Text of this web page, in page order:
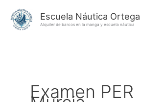
contenido
Escuela Náutica Ortega
Alquiler de barcos en la manga y escuela náutica
Examen PER